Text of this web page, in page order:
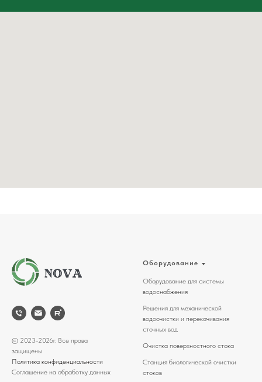
© 2023-2026г. Все права
защищены
Политика конфиденциальности
Соглашение на обработку данных
Оборудование
Оборудование для системы
водоснабжения
Решения для механической
водоочистки и перекачивания
сточных вод
Очистка поверхностного стока
Станция биологической очистки
стоков